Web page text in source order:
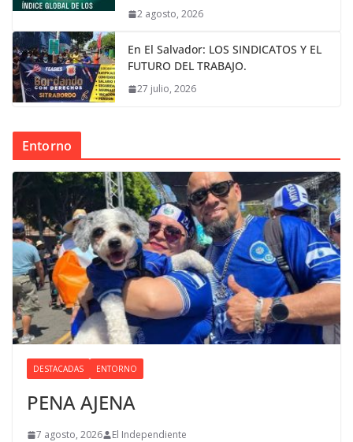
2 agosto, 2026
En El Salvador: LOS SINDICATOS Y EL
FUTURO DEL TRABAJO.
27 julio, 2026
Entorno
DESTACADAS ENTORNO
PENA AJENA
7 agosto, 2026 El Independiente